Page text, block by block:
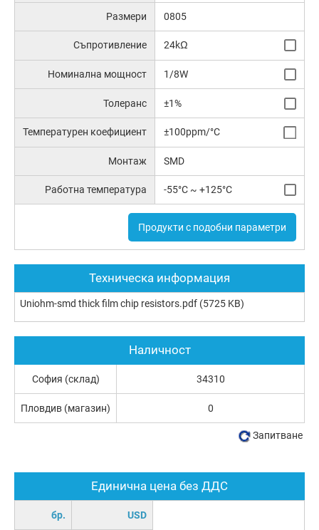
Размери 0805
Съпротивление 24kΩ
Номинална мощност 1/8W
Толеранс ±1%
Температурен коефициент ±100ppm/°C
Монтаж SMD
Работна температура -55°C ~ +125°C
Продукти с подобни параметри
Техническа информация
Uniohm-smd thick film chip resistors.pdf (5725 KB)
Единична цена без ДДС
бр. USD
Наличност
София (склад) 34310
Пловдив (магазин) 0
Запитване